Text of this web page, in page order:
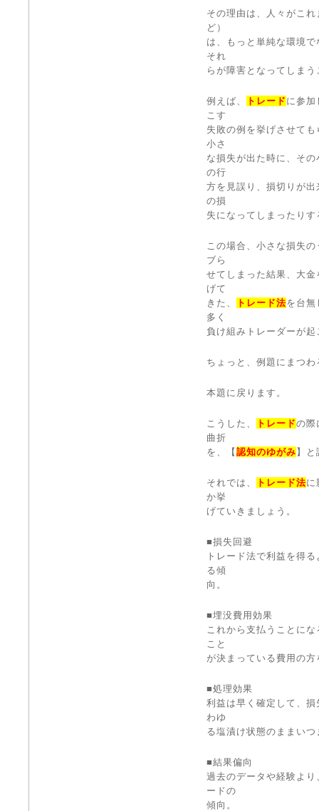
その理由は、人々がこ
ど）
は、もっと単純な環境
それ
らが障害となってしま
例えば、 トレード に参加
こす
失敗の例を挙げさせて
小さ
な損失が出た時に、そ
の行
方を見誤り、損切りが
の損
失になってしまったり
この場合、小さな損失
ブら
せてしまった結果、大
げて
きた、
トレード法を台無
多く
負け組みトレーダーが
ちょっと、例題にまつ
本題に戻ります。
こうした、 トレードの際
曲折
を、【 認知のゆがみ 】
それでは、 トレード法に
か挙
げていきましょう。
■損失回避
トレード法で利益を得
る傾
向。
■埋没費用効果
これから支払うことに
こと
が決まっている費用の
■処理効果
利益は早く確定して、
わゆ
る塩漬け状態のままい
■結果偏向
過去のデータや経験よ
ードの
傾向。